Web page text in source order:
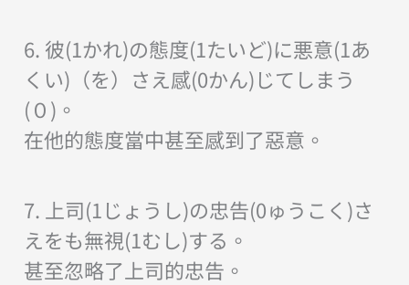
6. 彼(1かれ)の態度(1たいど)に悪意(1あ
くい)（を）さえ感(0かん)じてしまう
(０)。
在他的態度當中甚至感到了惡意。
7. 上司(1じょうし)の忠告(0ゅうこく)さ
えをも無視(1むし)する。
甚至忽略了上司的忠告。